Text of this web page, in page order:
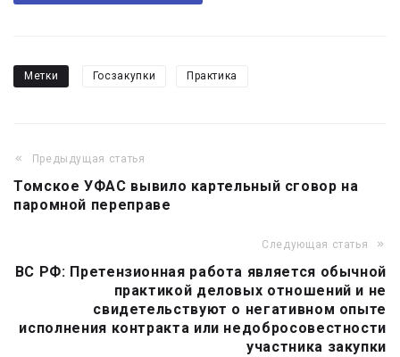
Метки Госзакупки Практика
Навигация
по
записям
Предыдущая статья
Томское УФАС вывило картельный сговор на
паромной переправе
Следующая статья
ВС РФ: Претензионная работа является обычной
практикой деловых отношений и не
свидетельствуют о негативном опыте
исполнения контракта или недобросовестности
участника закупки